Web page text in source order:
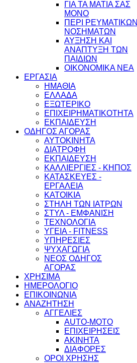
ΓΙΑ ΤΑ ΜΑΤΙΑ ΣΑΣ
ΜΟΝΟ
ΠΕΡΙ ΡΕΥΜΑΤΙΚΩΝ
ΝΟΣΗΜΑΤΩΝ
ΑΥΞΗΣΗ ΚΑΙ
ΑΝΑΠΤΥΞΗ ΤΩΝ
ΠΑΙΔΙΩΝ
ΟΙΚΟΝΟΜΙΚΑ ΝΕΑ
ΕΡΓΑΣΙΑ
ΗΜΑΘΙΑ
ΕΛΛΑΔΑ
ΕΞΩΤΕΡΙΚΟ
ΕΠΙΧΕΙΡΗΜΑΤΙΚΟΤΗΤΑ
ΕΚΠΑΙΔΕΥΣΗ
ΟΔΗΓΟΣ ΑΓΟΡΑΣ
ΑΥΤΟΚΙΝΗΤΑ
ΔΙΑΤΡΟΦΗ
ΕΚΠΑΙΔΕΥΣΗ
ΚΑΛΛΙΕΡΓΙΕΣ - ΚΗΠΟΣ
ΚΑΤΑΣΚΕΥΕΣ -
ΕΡΓΑΛΕΙΑ
ΚΑΤΟΙΚΙΑ
ΣΤΗΛΗ ΤΩΝ ΙΑΤΡΩΝ
ΣΤΥΛ - ΕΜΦΑΝΙΣΗ
ΤΕΧΝΟΛΟΓΙΑ
ΥΓΕΙΑ - FITNESS
ΥΠΗΡΕΣΙΕΣ
ΨΥΧΑΓΩΓΙΑ
ΝΕΟΣ ΟΔΗΓΟΣ
ΑΓΟΡΑΣ
ΧΡΗΣΙΜΑ
ΗΜΕΡΟΛΟΓΙΟ
ΕΠΙΚΟΙΝΩΝΙΑ
ΑΝΑΖΗΤΗΣΗ
ΑΓΓΕΛΙΕΣ
AUTO-MOTO
ΕΠΙΧΕΙΡΗΣΕΙΣ
ΑΚΙΝΗΤΑ
ΔΙΑΦΟΡΕΣ
ΟΡΟΙ ΧΡΗΣΗΣ